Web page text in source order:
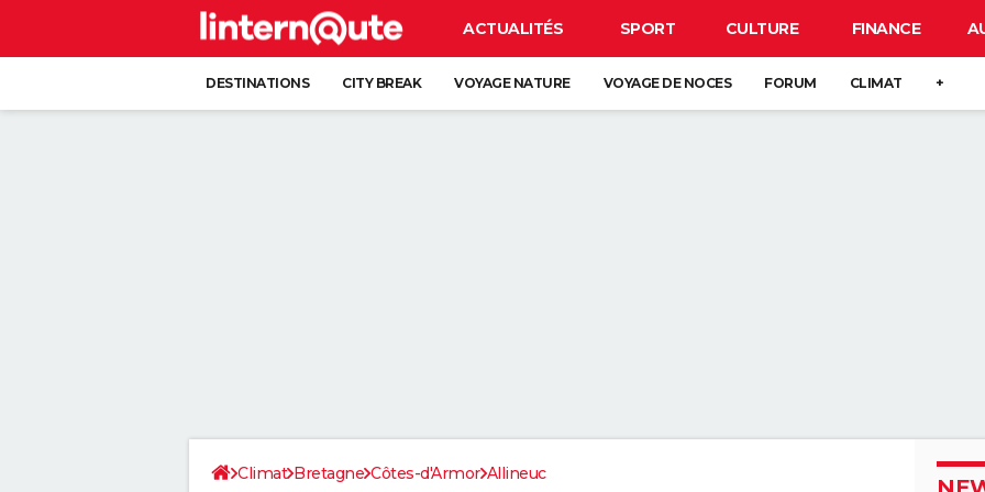
ACTUALITÉS SPORT CULTURE FINANCE
DESTINATIONS CITY BREAK VOYAGE NATURE VOYAGE DE NOCES FORUM CLIMAT +
Climat Bretagne Côtes-d'Armor Allineuc